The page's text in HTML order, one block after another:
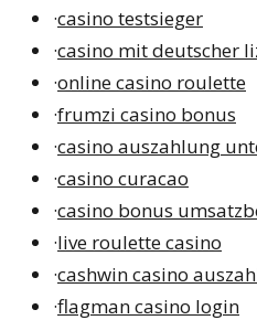
·casino testsieger
·casino mit deutscher
·online casino roulette
·frumzi casino bonus
·casino auszahlung
·casino curacao
·casino bonus
·live roulette casino
·cashwin casino
·flagman casino login